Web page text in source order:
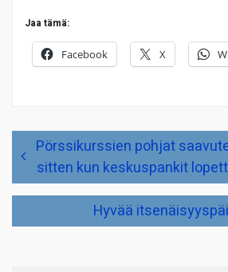
Jaa tämä:
Facebook X
Artikkelien
selausPörssikurssien pohjat
sitten kun keskuspankit
Hyvää